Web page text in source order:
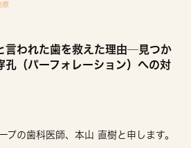
療
言われた歯を救えた理由─見つか
孔（パーフォレーション）への対
プの歯科医師、本山 直樹と申します。